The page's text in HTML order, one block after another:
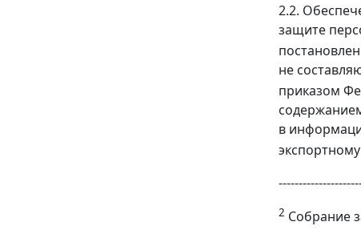
2.2.
защите
не
приказом
в
2 Собрание